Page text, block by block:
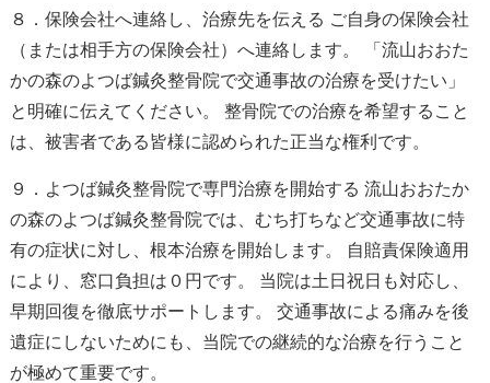
８．保険会社へ連絡し、治療先を伝える ご自身の保険会社
（または相手方の保険会社）へ連絡します。 「流山おおた
かの森のよつば鍼灸整骨院で交通事故の治療を受けたい」
と明確に伝えてください。 整骨院での治療を希望すること
は、被害者である皆様に認められた正当な権利です。
９．よつば鍼灸整骨院で専門治療を開始する 流山おおたか
の森のよつば鍼灸整骨院では、むち打ちなど交通事故に特
有の症状に対し、根本治療を開始します。 自賠責保険適用
により、窓口負担は０円です。 当院は土日祝日も対応し、
早期回復を徹底サポートします。 交通事故による痛みを後
遺症にしないためにも、当院での継続的な治療を行うこと
が極めて重要です。